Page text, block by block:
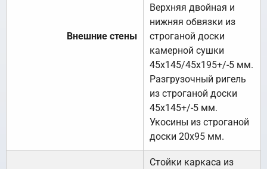
Внешние стены
Верхняя двойная и
нижняя обвязки из
строганой доски
камерной сушки
45х145/45х195+/-5 мм.
Разгрузочный ригель
из строганой доски
45х145+/-5 мм.
Укосины из строганой
доски 20х95 мм.
Стойки каркаса из